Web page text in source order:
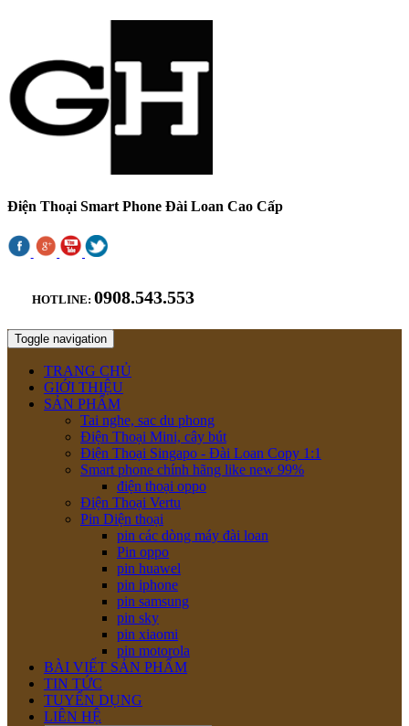
Điện Thoại Smart Phone Đài Loan Cao Cấp
HOTLINE:0908.543.553
Toggle navigation
TRANG CHỦ
GIỚI THIỆU
SẢN PHẨM
Tai nghe, sac du phong
Điện Thoại Mini, cây bút
Điện Thoại Singapo - Đài Loan Copy 1:1
Smart phone chính hãng like new 99%
điện thoại oppo
Điện Thoại Vertu
Pin Diện thoại
pin các dòng máy đài loan
Pin oppo
pin huawel
pin iphone
pin samsung
pin sky
pin xiaomi
pin motorola
BÀI VIẾT SẢN PHẨM
TIN TỨC
TUYỂN DỤNG
LIÊN HỆ